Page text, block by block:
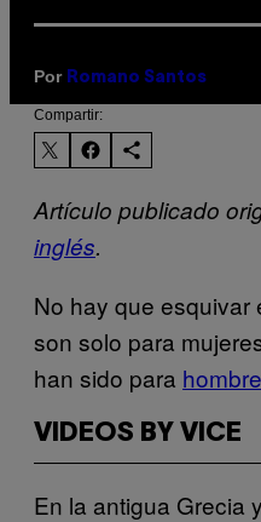
Por Romano Santos
Compartir:
Artículo publicado
inglés.
No hay que esquivar
son solo para
han sido para
VIDEOS BY VICE
En la antigua Grecia